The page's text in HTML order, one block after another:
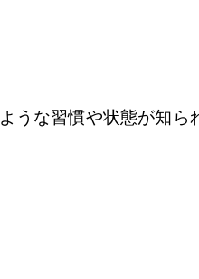
うな習慣や状態が知ら